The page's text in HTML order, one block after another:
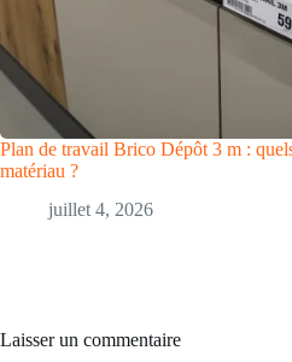
Plan de travail Brico Dépôt 3 m :
matériau ?
juillet 4, 2026
Laisser un commentaire